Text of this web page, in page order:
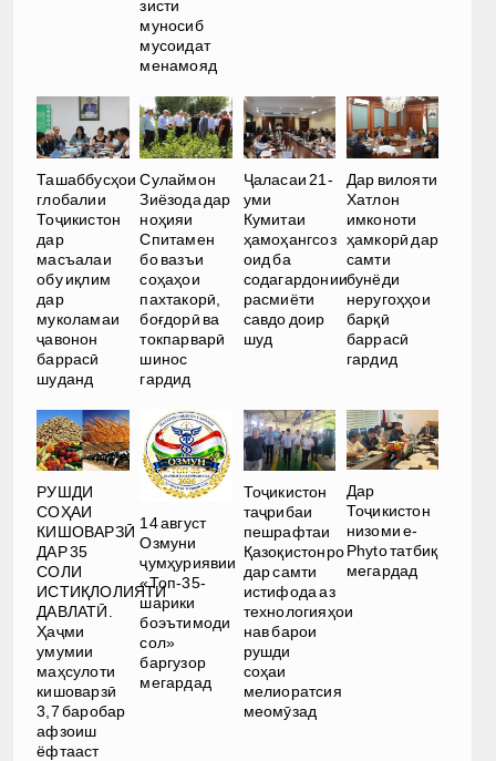
зисти
муносиб
мусоидат
менамояд
Ташаббусҳои
глобалии
Тоҷикистон
дар
масъалаи
обу иқлим
дар
муколамаи
ҷавонон
баррасӣ
шуданд
Сулаймон
Зиёзода дар
ноҳияи
Спитамен
бо вазъи
соҳаҳои
пахтакорӣ,
боғдорӣ ва
токпарварӣ
шинос
гардид
Ҷаласаи 21-
уми
Кумитаи
ҳамоҳангсоз
оид ба
содагардонии
расмиёти
савдо доир
шуд
Дар вилояти
Хатлон
имконоти
ҳамкорӣ дар
самти
бунёди
неругоҳҳои
барқӣ
баррасӣ
гардид
РУШДИ
СОҲАИ
КИШОВАРЗӢ
ДАР 35
СОЛИ
ИСТИҚЛОЛИЯТИ
ДАВЛАТӢ.
Ҳаҷми
умумии
маҳсулоти
кишоварзӣ
3,7 баробар
афзоиш
ёфтааст
14 август
Озмуни
ҷумҳуриявии
«Топ-35-
шарики
боэътимоди
сол»
баргузор
мегардад
Тоҷикистон
таҷрибаи
пешрафтаи
Қазоқистонро
дар самти
истифода аз
технологияҳои
нав барои
рушди
соҳаи
мелиоратсия
меомӯзад
Дар
Тоҷикистон
низоми e-
Phyto татбиқ
мегардад